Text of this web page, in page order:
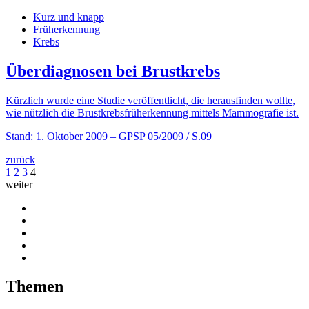
Kurz und knapp
Früherkennung
Krebs
Überdiagnosen bei Brustkrebs
Kürzlich wurde eine Studie veröffentlicht, die herausfinden wollte,
wie nützlich die Brustkrebsfrüherkennung mittels Mammografie ist.
Stand: 1. Oktober 2009 – GPSP 05/2009 / S.09
zurück
1 2 3 4
weiter
Themen